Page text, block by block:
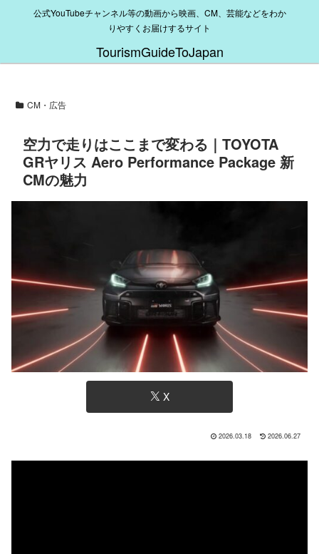
公式YouTubeチャンネル等の動画から映画、CM、芸能などをわか
りやすくお届けするサイト
TourismGuideToJapan
CM・広告
空力で走りはここまで変わる｜TOYOTA
GRヤリス Aero Performance Package 新
CMの魅力
X
2026.03.18 2026.06.27